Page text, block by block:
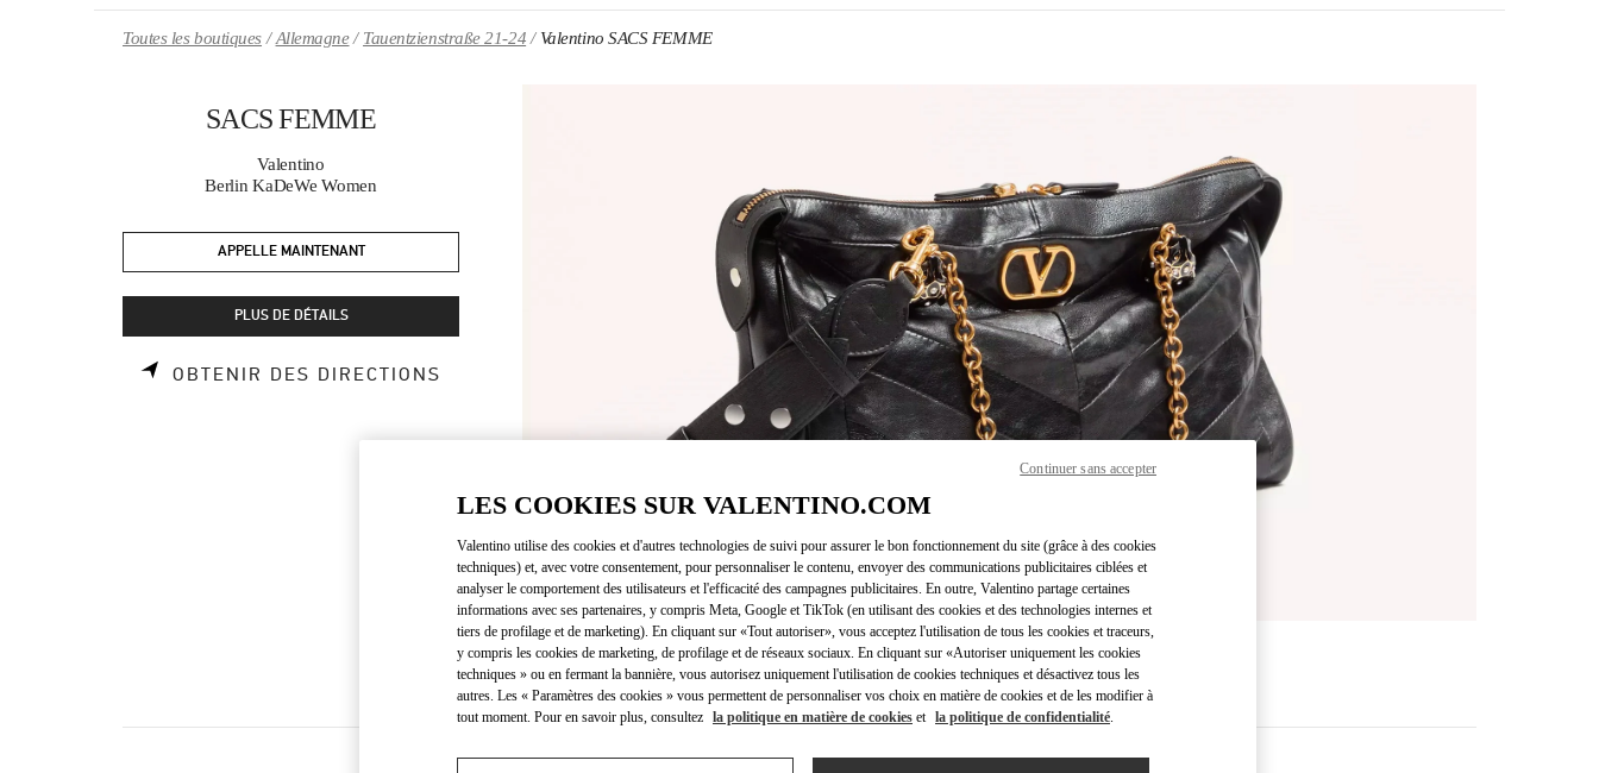
Toutes les boutiques Allemagne Tauentzienstraße 21-24 Valentino SACS FEMME
SACS FEMME
Valentino
Berlin KaDeWe Women
APPELLE MAINTENANT
PLUS DE DÉTAILS
OBTENIR DES DIRECTIONS
DÉCOUVRIR PLUS
Link Opens in New Tab
LES COOKIES SUR VALENTINO.COM
Valentino utilise des cookies et d'autres technologies de suivi pour assurer le bon fonctionnement du site (grâce à des cookies
techniques) et, avec votre consentement, pour personnaliser le contenu, envoyer des communications publicitaires ciblées et
analyser le comportement des utilisateurs et l'efficacité des campagnes publicitaires. En outre, Valentino partage certaines
informations avec ses partenaires, y compris Meta, Google et TikTok (en utilisant des cookies et des technologies internes et
tiers de profilage et de marketing). En cliquant sur «Tout autoriser», vous acceptez l'utilisation de tous les cookies et traceurs,
y compris les cookies de marketing, de profilage et de réseaux sociaux. En cliquant sur «Autoriser uniquement les cookies
techniques » ou en fermant la bannière, vous autorisez uniquement l'utilisation de cookies techniques et désactivez tous les
autres. Les « Paramètres des cookies » vous permettent de personnaliser vos choix en matière de cookies et de les modifier à
tout moment. Pour en savoir plus, consultez la politique en matière de cookies et la politique de confidentialité.
Continuer sans accepter